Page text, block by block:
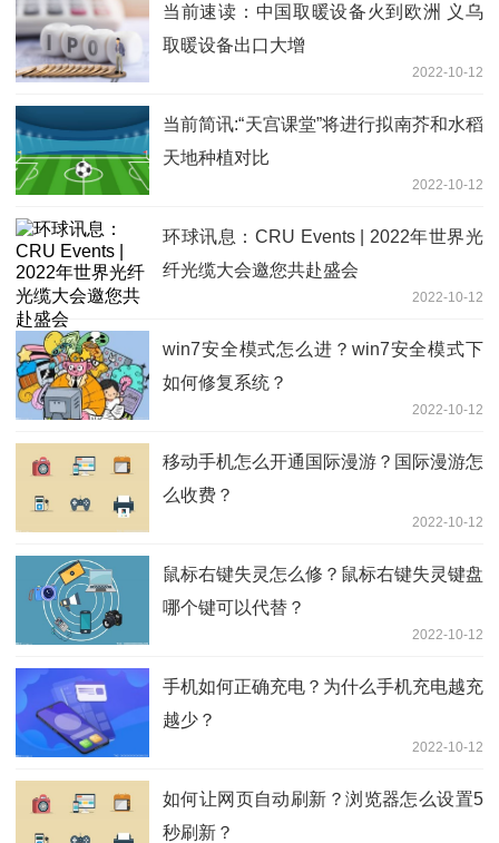
当前速读：中国取暖设备火到欧洲 义乌
取暖设备出口大增
2022-10-12
当前简讯:“天宫课堂”将进行拟南芥和水稻
天地种植对比
2022-10-12
环球讯息：CRU Events | 2022年世界光
纤光缆大会邀您共赴盛会
2022-10-12
win7安全模式怎么进？win7安全模式下
如何修复系统？
2022-10-12
移动手机怎么开通国际漫游？国际漫游怎
么收费？
2022-10-12
鼠标右键失灵怎么修？鼠标右键失灵键盘
哪个键可以代替？
2022-10-12
手机如何正确充电？为什么手机充电越充
越少？
2022-10-12
如何让网页自动刷新？浏览器怎么设置5
秒刷新？